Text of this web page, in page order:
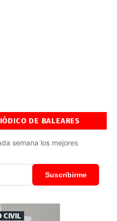
DE BALEARES
semana los mejores
Suscribirme
CIVIL